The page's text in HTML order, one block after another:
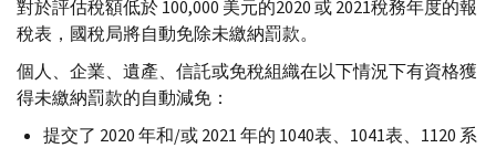
對於評估稅額低於 100,000 美元的2020 或 2021稅務年度的報
稅表，國稅局將自動免除未繳納罰款。
個人、企業、遺產、信託或免稅組織在以下情況下有資格獲
得未繳納罰款的自動減免：
提交了 2020 年和/或 2021 年的 1040表、1041表、1120 系